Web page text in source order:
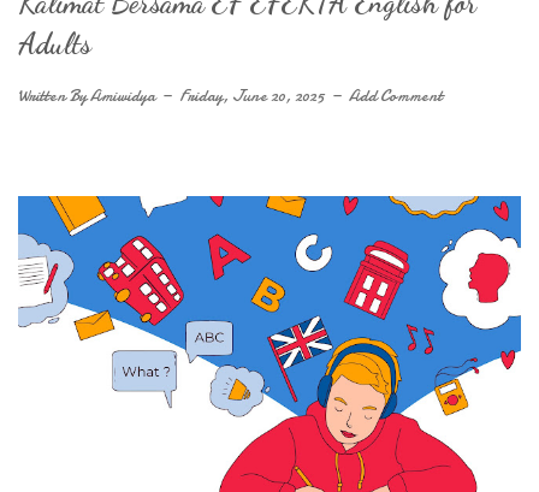
Adults
Written ByAmiwidya Friday, June 20, 2025 Add Comment